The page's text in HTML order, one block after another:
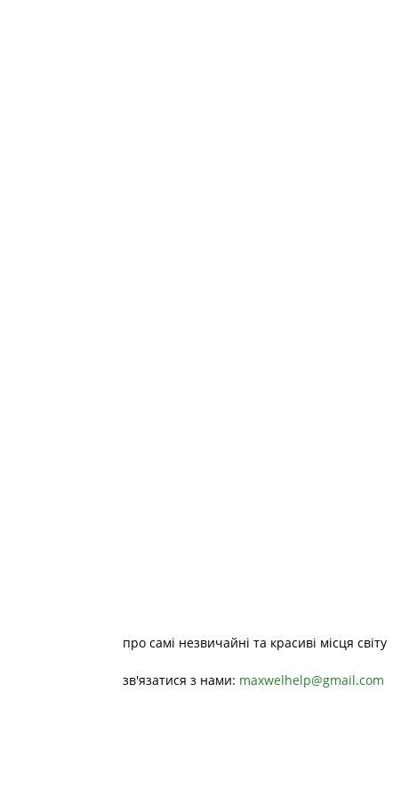
про самі незвичайні та красиві місця світу
зв'язатися з нами: maxwelhelp@gmail.com